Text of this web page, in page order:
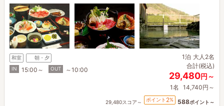
和室
朝・夕
IN
15:00～ OUT ～10:00
1泊 大人2名
合計(税込)
29,480円～
1名 14,740円～
29,480スコア～ ポイント 2% 588ポイント～